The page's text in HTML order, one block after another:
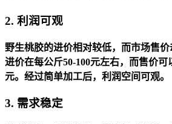
2. 利润可观
野生桃胶的进价相对较低，而市场售价
进价在每公斤50-100元左右，而售价可
元。经过简单加工后，利润空间可观。
3. 需求稳定